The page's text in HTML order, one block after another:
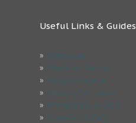
Useful Links & Guides
»
»
»
»
»
»